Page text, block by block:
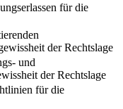
für die
der Rechtslage
und
der Rechtslage
für die